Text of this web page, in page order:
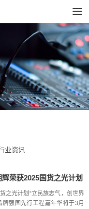
业资讯
荣获2025国货之光计划
之光计划“立民族志气，创世界
牌强国先行工程嘉年华将于3月